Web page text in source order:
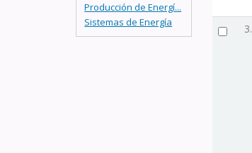
Producción de Energí...
Sistemas de Energía
3.